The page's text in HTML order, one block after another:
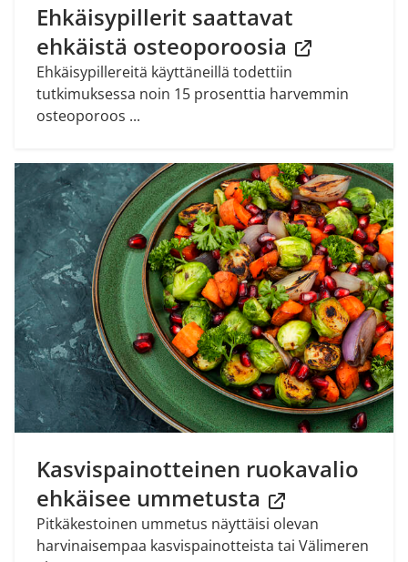
Ehkäisypillerit saattavat
ehkäistä osteoporoosia
Ehkäisypillereitä käyttäneillä todettiin
tutkimuksessa noin 15 prosenttia harvemmin
osteoporoos ...
Kasvispainotteinen ruokavalio
ehkäisee ummetusta
Pitkäkestoinen ummetus näyttäisi olevan
harvinaisempaa kasvispainotteista tai Välimeren